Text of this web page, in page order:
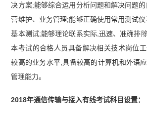
决方案;能够综合运用分析问题和解决问题
营维护、业务管理;能够正确使用常用测试
基本测试;能够理论联系实际,迅速、准确排
本考试的合格人员具备解决相关技术岗位
较高的业务水平,具备较高的计算机和外语
管理能力。
2018年通信传输与接入有线考试科目设置：